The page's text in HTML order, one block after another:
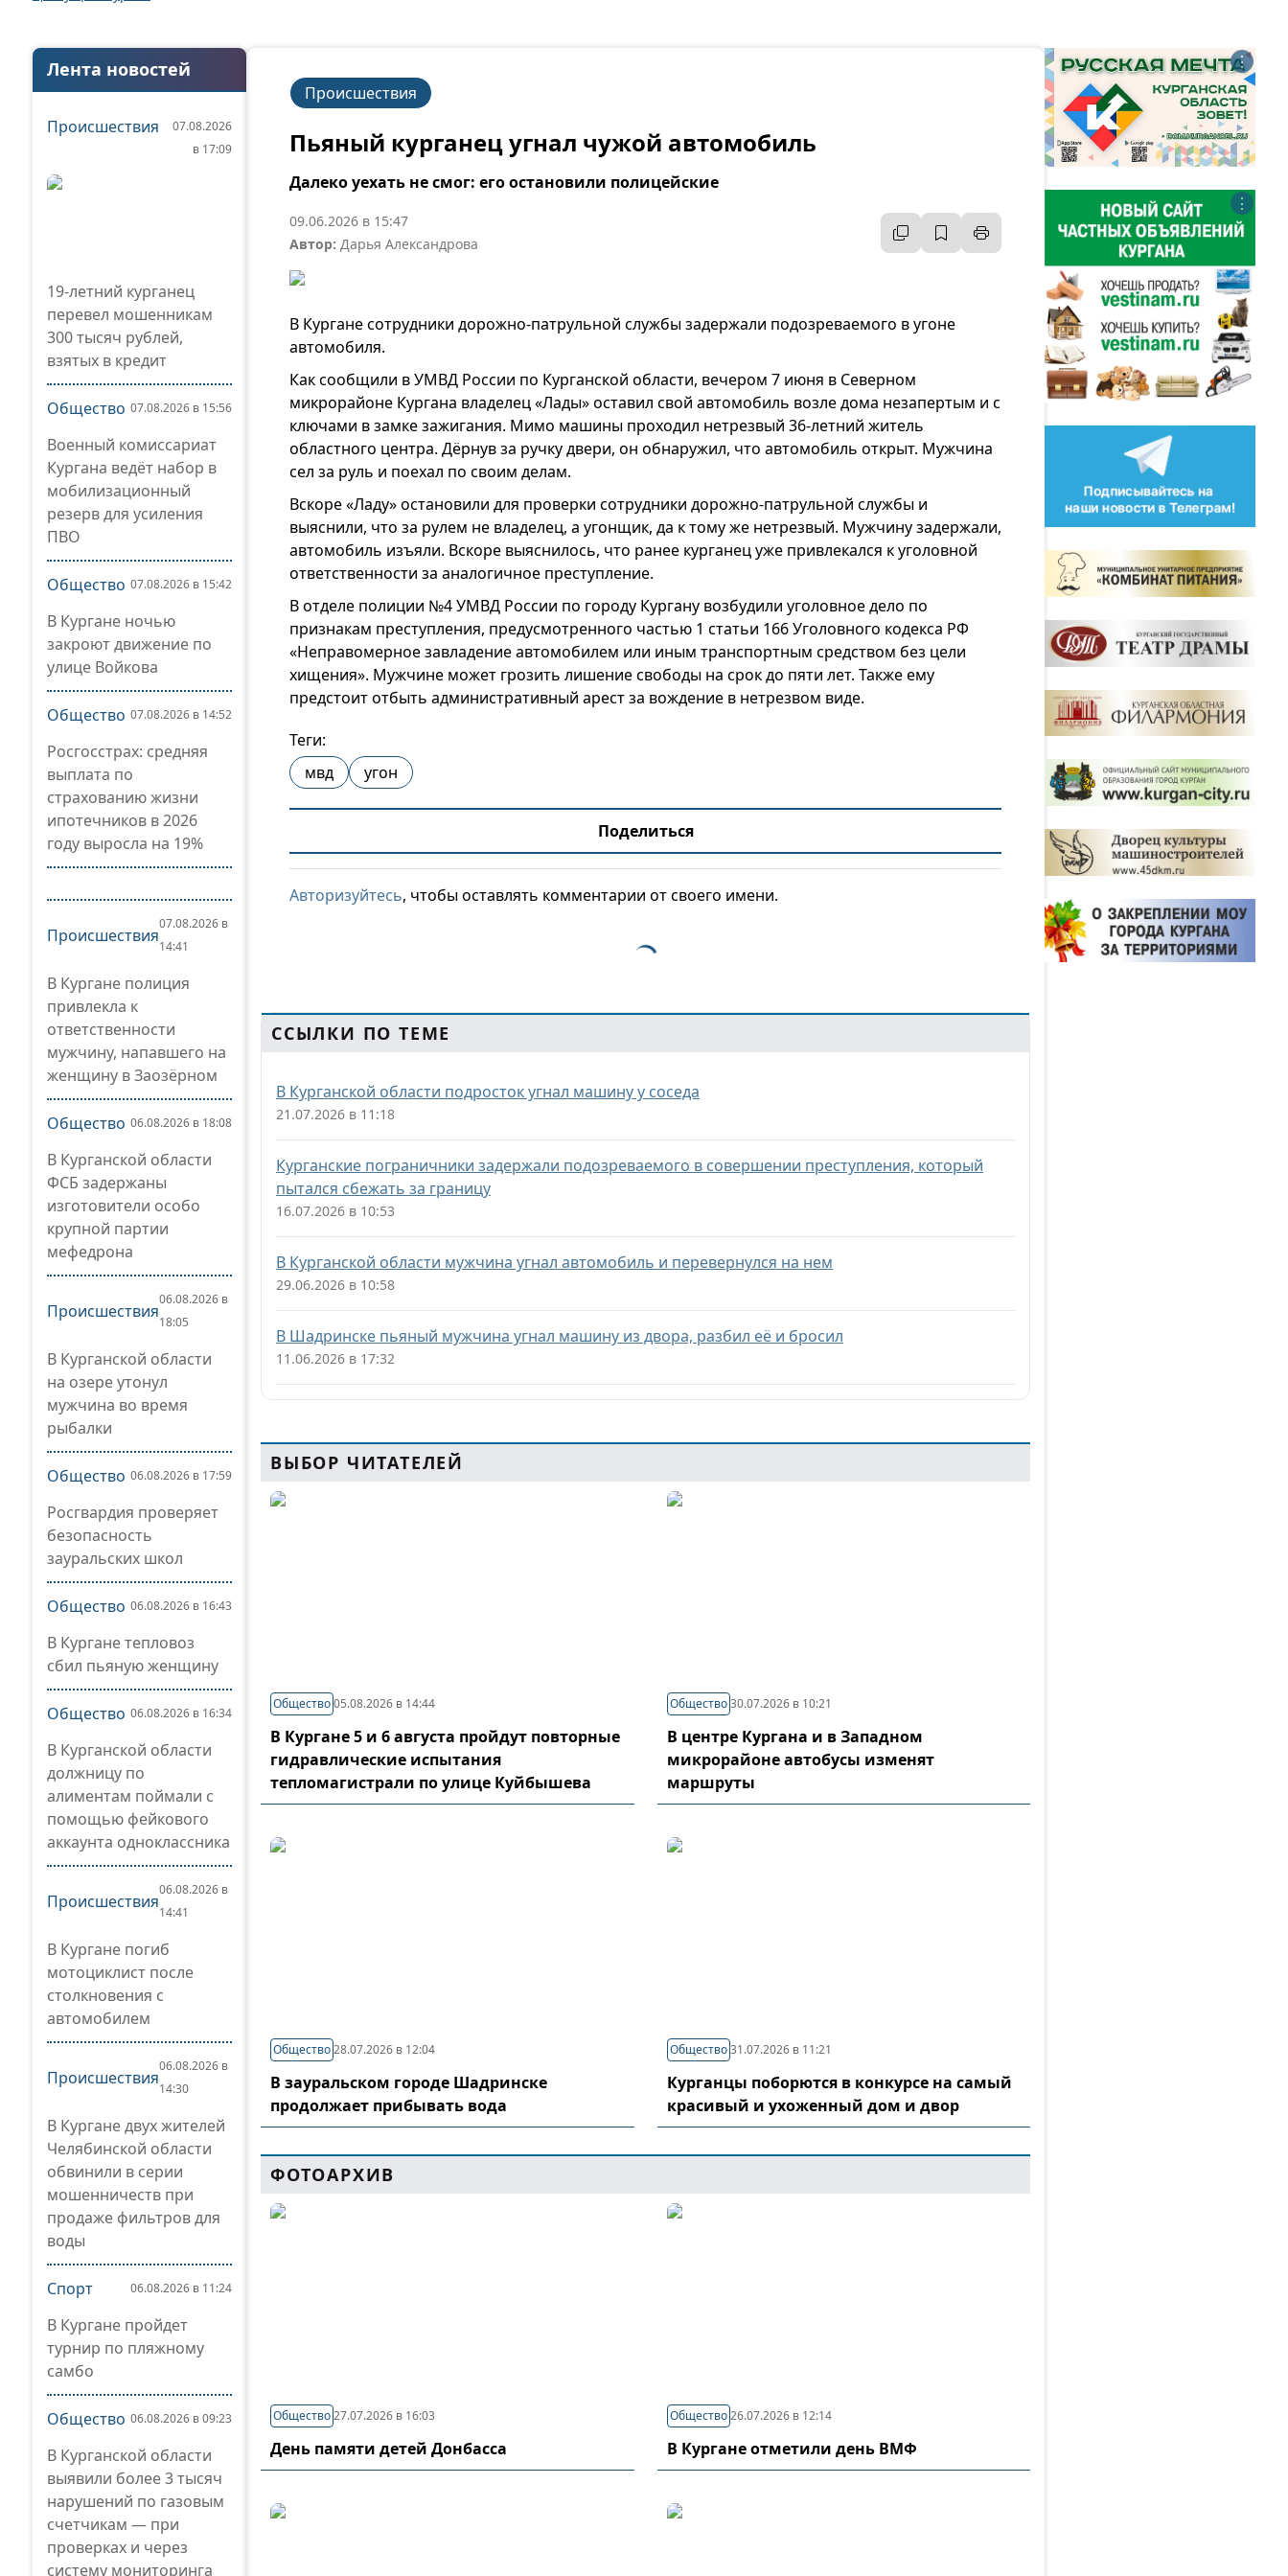
Лента новостей
Происшествия
07.08.2026
в 17:09
19-летний курганец
перевел мошенникам
300 тысяч рублей,
взятых в кредит
Общество 07.08.2026 в 15:56
Военный комиссариат
Кургана ведёт набор в
мобилизационный
резерв для усиления
ПВО
Общество 07.08.2026 в 15:42
В Кургане ночью
закроют движение по
улице Войкова
Общество 07.08.2026 в 14:52
Росгосстрах: средняя
выплата по
страхованию жизни
ипотечников в 2026
году выросла на 19%
Происшествия
07.08.2026 в
14:41
В Кургане полиция
привлекла к
ответственности
мужчину, напавшего на
женщину в Заозёрном
Общество 06.08.2026 в 18:08
В Курганской области
ФСБ задержаны
изготовители особо
крупной партии
мефедрона
Происшествия
06.08.2026 в
18:05
В Курганской области
на озере утонул
мужчина во время
рыбалки
Общество 06.08.2026 в 17:59
Росгвардия проверяет
безопасность
зауральских школ
Общество 06.08.2026 в 16:43
В Кургане тепловоз
сбил пьяную женщину
Общество 06.08.2026 в 16:34
В Курганской области
должницу по
алиментам поймали с
помощью фейкового
аккаунта одноклассника
Происшествия
06.08.2026 в
14:41
В Кургане погиб
мотоциклист после
столкновения с
автомобилем
Происшествия
06.08.2026 в
14:30
В Кургане двух жителей
Челябинской области
обвинили в серии
мошенничеств при
продаже фильтров для
воды
Спорт 06.08.2026 в 11:24
В Кургане пройдет
турнир по пляжному
самбо
Общество 06.08.2026 в 09:23
В Курганской области
выявили более 3 тысяч
нарушений по газовым
счетчикам — при
проверках и через
систему мониторинга
Происшествия
Пьяный курганец угнал чужой автомобиль
Далеко уехать не смог: его остановили полицейские
09.06.2026 в 15:47
Автор: Дарья Александрова
В Кургане сотрудники дорожно-патрульной службы задержали подозреваемого в угоне
автомобиля.
Как сообщили в УМВД России по Курганской области, вечером 7 июня в Северном
микрорайоне Кургана владелец «Лады» оставил свой автомобиль возле дома незапертым и с
ключами в замке зажигания. Мимо машины проходил нетрезвый 36-летний житель
областного центра. Дёрнув за ручку двери, он обнаружил, что автомобиль открыт. Мужчина
сел за руль и поехал по своим делам.
Вскоре «Ладу» остановили для проверки сотрудники дорожно-патрульной службы и
выяснили, что за рулем не владелец, а угонщик, да к тому же нетрезвый. Мужчину задержали,
автомобиль изъяли. Вскоре выяснилось, что ранее курганец уже привлекался к уголовной
ответственности за аналогичное преступление.
В отделе полиции №4 УМВД России по городу Кургану возбудили уголовное дело по
признакам преступления, предусмотренного частью 1 статьи 166 Уголовного кодекса РФ
«Неправомерное завладение автомобилем или иным транспортным средством без цели
хищения». Мужчине может грозить лишение свободы на срок до пяти лет. Также ему
предстоит отбыть административный арест за вождение в нетрезвом виде.
Теги:
мвд
угон
Поделиться
Авторизуйтесь, чтобы оставлять комментарии от своего имени.
ССЫЛКИ ПО ТЕМЕ
В Курганской области подросток угнал машину у соседа
21.07.2026 в 11:18
Курганские пограничники задержали подозреваемого в совершении преступления, который
пытался сбежать за границу
16.07.2026 в 10:53
В Курганской области мужчина угнал автомобиль и перевернулся на нем
29.06.2026 в 10:58
В Шадринске пьяный мужчина угнал машину из двора, разбил её и бросил
11.06.2026 в 17:32
ВЫБОР ЧИТАТЕЛЕЙ
Общество05.08.2026 в 14:44
В Кургане 5 и 6 августа пройдут повторные
гидравлические испытания
тепломагистрали по улице Куйбышева
Общество 30.07.2026 в 10:21
В центре Кургана и в Западном
микрорайоне автобусы изменят
маршруты
Общество28.07.2026 в 12:04
В зауральском городе Шадринске
продолжает прибывать вода
Общество 31.07.2026 в 11:21
Курганцы поборются в конкурсе на самый
красивый и ухоженный дом и двор
ФОТОАРХИВ
Общество27.07.2026 в 16:03
День памяти детей Донбасса
Общество 26.07.2026 в 12:14
В Кургане отметили день ВМФ
⋮
⋮